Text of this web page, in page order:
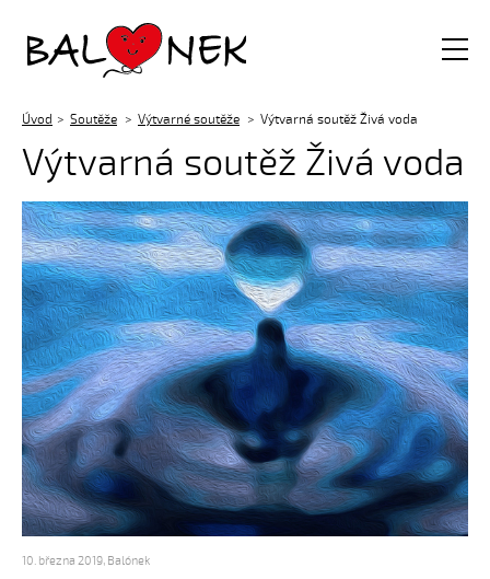
Balónek z.s.
Úvod Soutěže Výtvarné soutěže Výtvarná soutěž Živá voda
Výtvarná soutěž Živá voda
10. března 2019, Balónek